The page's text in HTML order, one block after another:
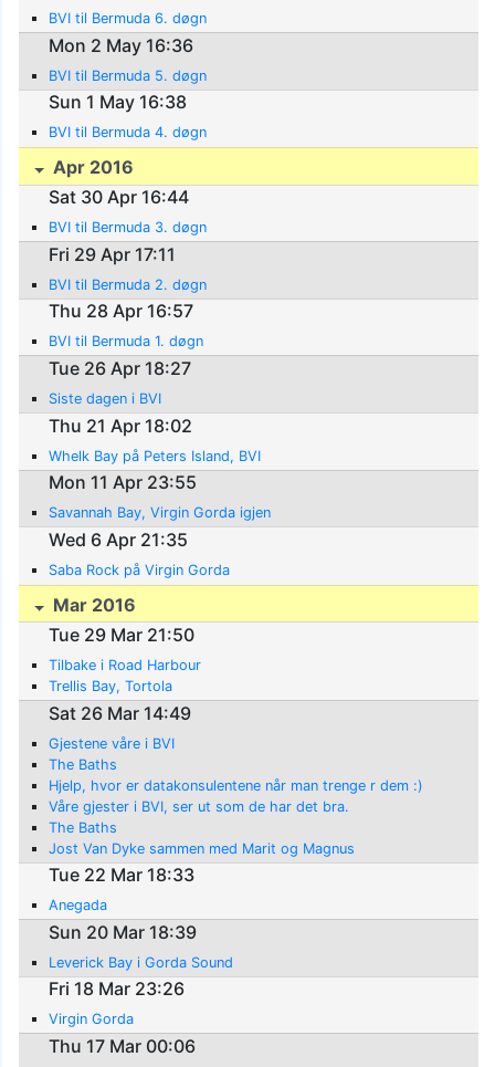
BVI til Bermuda 6. døgn
Mon 2 May 16:36
BVI til Bermuda 5. døgn
Sun 1 May 16:38
BVI til Bermuda 4. døgn
Apr 2016
Sat 30 Apr 16:44
BVI til Bermuda 3. døgn
Fri 29 Apr 17:11
BVI til Bermuda 2. døgn
Thu 28 Apr 16:57
BVI til Bermuda 1. døgn
Tue 26 Apr 18:27
Siste dagen i BVI
Thu 21 Apr 18:02
Whelk Bay på Peters Island, BVI
Mon 11 Apr 23:55
Savannah Bay, Virgin Gorda igjen
Wed 6 Apr 21:35
Saba Rock på Virgin Gorda
Mar 2016
Tue 29 Mar 21:50
Tilbake i Road Harbour
Trellis Bay, Tortola
Sat 26 Mar 14:49
Gjestene våre i BVI
The Baths
Hjelp, hvor er datakonsulentene når man trenge r dem :)
Våre gjester i BVI, ser ut som de har det bra.
The Baths
Jost Van Dyke sammen med Marit og Magnus
Tue 22 Mar 18:33
Anegada
Sun 20 Mar 18:39
Leverick Bay i Gorda Sound
Fri 18 Mar 23:26
Virgin Gorda
Thu 17 Mar 00:06